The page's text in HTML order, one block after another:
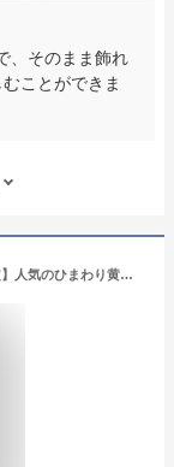
、そのまま飾れ
ことができま
【父の日】【ひまわり】 【成人式】【夏限定】人気のひまわり黄色系花束！〜SUN FLOWER〜【送料無料】【お見舞い】【黄色オレンジ】